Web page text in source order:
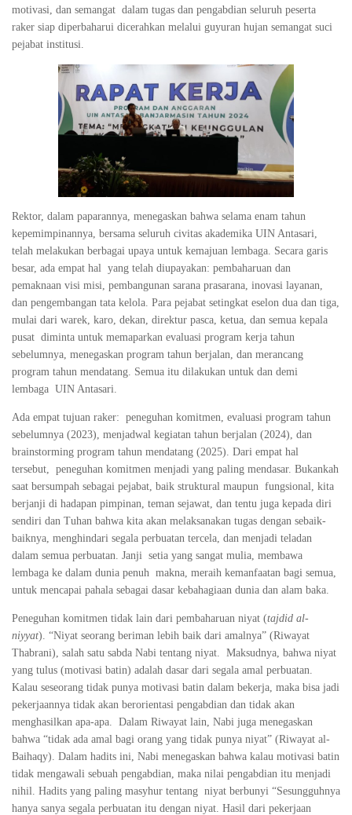
motivasi, dan semangat dalam tugas dan pengabdian seluruh peserta
raker siap diperbaharui dicerahkan melalui guyuran hujan semangat suci
pejabat institusi.
Rektor, dalam paparannya, menegaskan bahwa selama enam tahun
kepemimpinannya, bersama seluruh civitas akademika UIN Antasari,
telah melakukan berbagai upaya untuk kemajuan lembaga. Secara garis
besar, ada empat hal yang telah diupayakan: pembaharuan dan
pemaknaan visi misi, pembangunan sarana prasarana, inovasi layanan,
dan pengembangan tata kelola. Para pejabat setingkat eselon dua dan tiga,
mulai dari warek, karo, dekan, direktur pasca, ketua, dan semua kepala
pusat diminta untuk memaparkan evaluasi program kerja tahun
sebelumnya, menegaskan program tahun berjalan, dan merancang
program tahun mendatang. Semua itu dilakukan untuk dan demi
lembaga UIN Antasari.
Ada empat tujuan raker: peneguhan komitmen, evaluasi program tahun
sebelumnya (2023), menjadwal kegiatan tahun berjalan (2024), dan
brainstorming program tahun mendatang (2025). Dari empat hal
tersebut, peneguhan komitmen menjadi yang paling mendasar. Bukankah
saat bersumpah sebagai pejabat, baik struktural maupun fungsional, kita
berjanji di hadapan pimpinan, teman sejawat, dan tentu juga kepada diri
sendiri dan Tuhan bahwa kita akan melaksanakan tugas dengan sebaik-
baiknya, menghindari segala perbuatan tercela, dan menjadi teladan
dalam semua perbuatan. Janji setia yang sangat mulia, membawa
lembaga ke dalam dunia penuh makna, meraih kemanfaatan bagi semua,
untuk mencapai pahala sebagai dasar kebahagiaan dunia dan alam baka.
Peneguhan komitmen tidak lain dari pembaharuan niyat (tajdid al-
niyyat). “Niyat seorang beriman lebih baik dari amalnya” (Riwayat
Thabrani), salah satu sabda Nabi tentang niyat. Maksudnya, bahwa niyat
yang tulus (motivasi batin) adalah dasar dari segala amal perbuatan.
Kalau seseorang tidak punya motivasi batin dalam bekerja, maka bisa jadi
pekerjaannya tidak akan berorientasi pengabdian dan tidak akan
menghasilkan apa-apa. Dalam Riwayat lain, Nabi juga menegaskan
bahwa “tidak ada amal bagi orang yang tidak punya niyat” (Riwayat al-
Baihaqy). Dalam hadits ini, Nabi menegaskan bahwa kalau motivasi batin
tidak mengawali sebuah pengabdian, maka nilai pengabdian itu menjadi
nihil. Hadits yang paling masyhur tentang niyat berbunyi “Sesungguhnya
hanya sanya segala perbuatan itu dengan niyat. Hasil dari pekerjaan